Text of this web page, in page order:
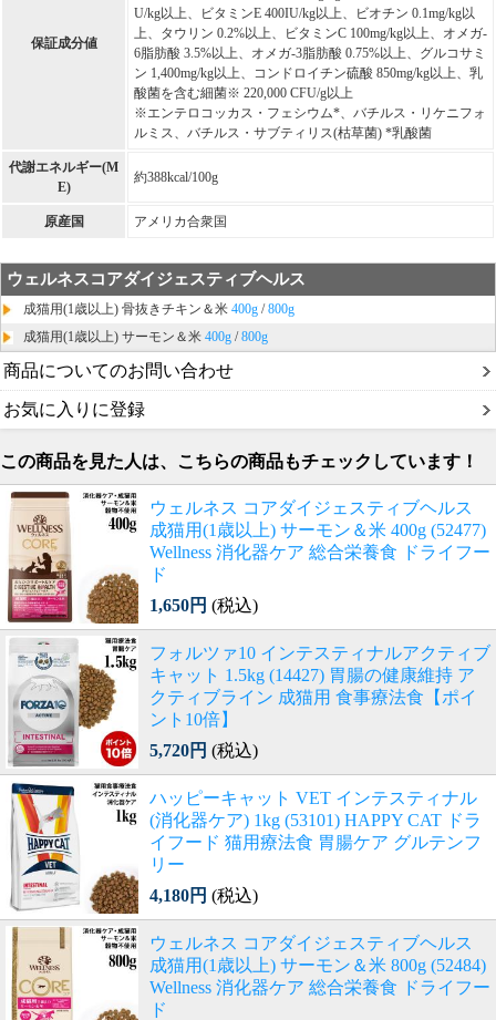
保証成分値
U/kg以上、ビタミンE 400IU/kg以上、ビオチン 0.1mg/kg以
上、タウリン 0.2%以上、ビタミンC 100mg/kg以上、オメガ-
6脂肪酸 3.5%以上、オメガ-3脂肪酸 0.75%以上、グルコサミ
ン 1,400mg/kg以上、コンドロイチン硫酸 850mg/kg以上、乳
酸菌を含む細菌※ 220,000 CFU/g以上
※エンテロコッカス・フェシウム*、バチルス・リケニフォ
ルミス、バチルス・サブティリス(枯草菌) *乳酸菌
代謝エネルギー(M
E)
約388kcal/100g
原産国 アメリカ合衆国
ウェルネスコアダイジェスティブヘルス
成猫用(1歳以上) 骨抜きチキン＆米 400g /800g
成猫用(1歳以上) サーモン＆米 400g /800g
商品についてのお問い合わせ
お気に入りに登録
この商品を見た人は、こちらの商品もチェックしています！
ウェルネス コアダイジェスティブヘルス
成猫用(1歳以上) サーモン＆米 400g (52477)
Wellness 消化器ケア 総合栄養食 ドライフー
ド
1,650円 (税込)
フォルツァ10 インテスティナルアクティブ
キャット 1.5kg (14427) 胃腸の健康維持 ア
クティブライン 成猫用 食事療法食【ポイ
ント10倍】
5,720円 (税込)
ハッピーキャット VET インテスティナル
(消化器ケア) 1kg (53101) HAPPY CAT ドラ
イフード 猫用療法食 胃腸ケア グルテンフ
リー
4,180円 (税込)
ウェルネス コアダイジェスティブヘルス
成猫用(1歳以上) サーモン＆米 800g (52484)
Wellness 消化器ケア 総合栄養食 ドライフー
ド